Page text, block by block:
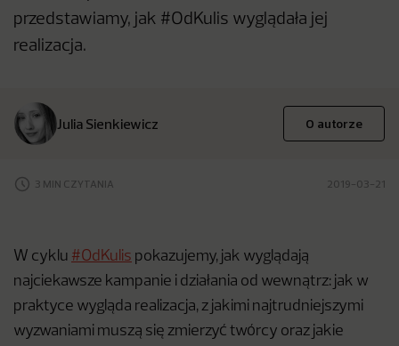
przedstawiamy, jak #OdKulis wyglądała jej
realizacja.
Julia Sienkiewicz O autorze
3 MIN CZYTANIA 2019-03-21
W cyklu #OdKulis pokazujemy, jak wyglądają
najciekawsze kampanie i działania od wewnątrz: jak w
praktyce wygląda realizacja, z jakimi najtrudniejszymi
wyzwaniami muszą się zmierzyć twórcy oraz jakie